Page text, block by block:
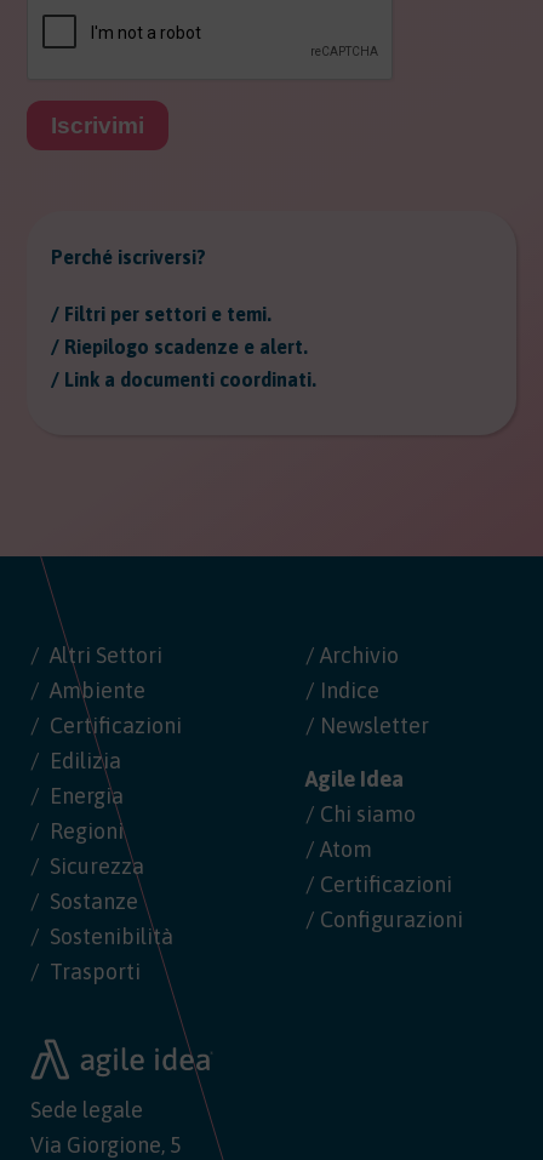
Iscrivimi
Perché iscriversi?
/ Filtri per settori e temi.
/ Riepilogo scadenze e alert.
/ Link a documenti coordinati.
Altri Settori
Ambiente
Certificazioni
Edilizia
Energia
Regioni
Sicurezza
Sostanze
Sostenibilità
Trasporti
/ Archivio
/ Indice
/ Newsletter
Agile Idea
/ Chi siamo
/ Atom
/ Certificazioni
/ Configurazioni
Sede legale
Via Giorgione, 5